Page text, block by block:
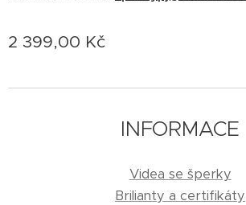
2 399,00 Kč
INFORMACE
Videa se šperky
Brilianty a certifikáty